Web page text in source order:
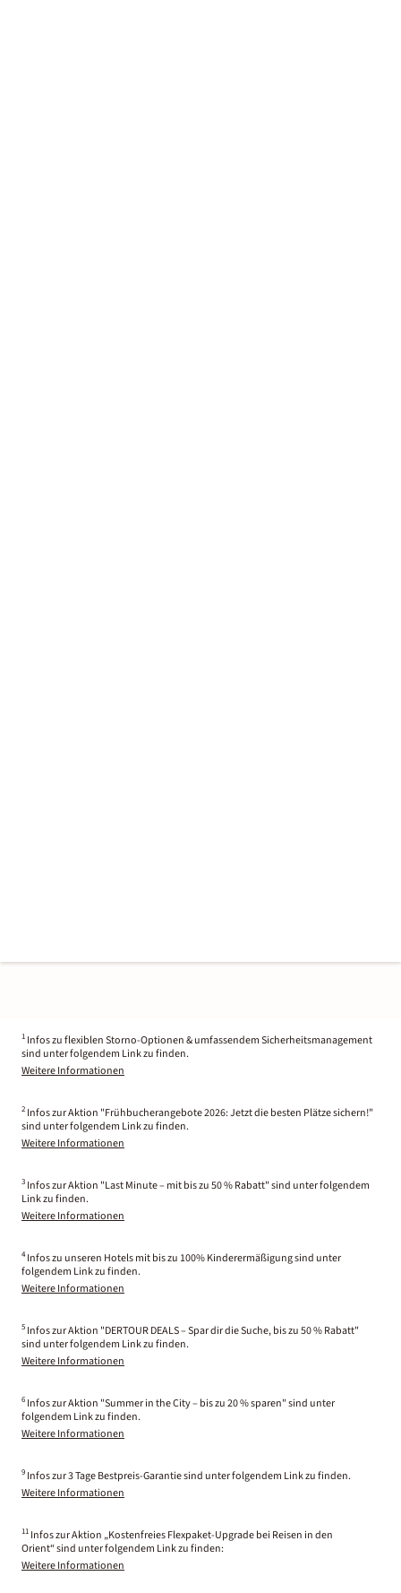
1 Infos zu flexiblen Storno-Optionen & umfassendem Sicherheitsmanagement
sind unter folgendem Link zu finden.
Weitere Informationen
2 Infos zur Aktion "Frühbucherangebote 2026: Jetzt die besten Plätze sichern!"
sind unter folgendem Link zu finden.
Weitere Informationen
3 Infos zur Aktion "Last Minute – mit bis zu 50 % Rabatt" sind unter folgendem
Link zu finden.
Weitere Informationen
4 Infos zu unseren Hotels mit bis zu 100% Kinderermäßigung sind unter
folgendem Link zu finden.
Weitere Informationen
5 Infos zur Aktion "DERTOUR DEALS – Spar dir die Suche, bis zu 50 % Rabatt"
sind unter folgendem Link zu finden.
Weitere Informationen
6 Infos zur Aktion "Summer in the City – bis zu 20 % sparen" sind unter
folgendem Link zu finden.
Weitere Informationen
9 Infos zur 3 Tage Bestpreis-Garantie sind unter folgendem Link zu finden.
Weitere Informationen
11 Infos zur Aktion „Kostenfreies Flexpaket-Upgrade bei Reisen in den
Orient“ sind unter folgendem Link zu finden:
Weitere Informationen